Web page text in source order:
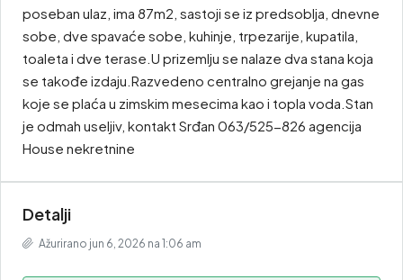
poseban ulaz, ima 87m2, sastoji se iz predsoblja, dnevne
sobe, dve spavaće sobe, kuhinje, trpezarije, kupatila,
toaleta i dve terase.U prizemlju se nalaze dva stana koja
se takođe izdaju.Razvedeno centralno grejanje na gas
koje se plaća u zimskim mesecima kao i topla voda.Stan
je odmah useljiv, kontakt Srđan 063/525-826 agencija
House nekretnine
Detalji
Ažurirano jun 6, 2026 na 1:06 am